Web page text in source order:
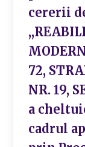
cererii
72,
NR. 19,
a
cadrul